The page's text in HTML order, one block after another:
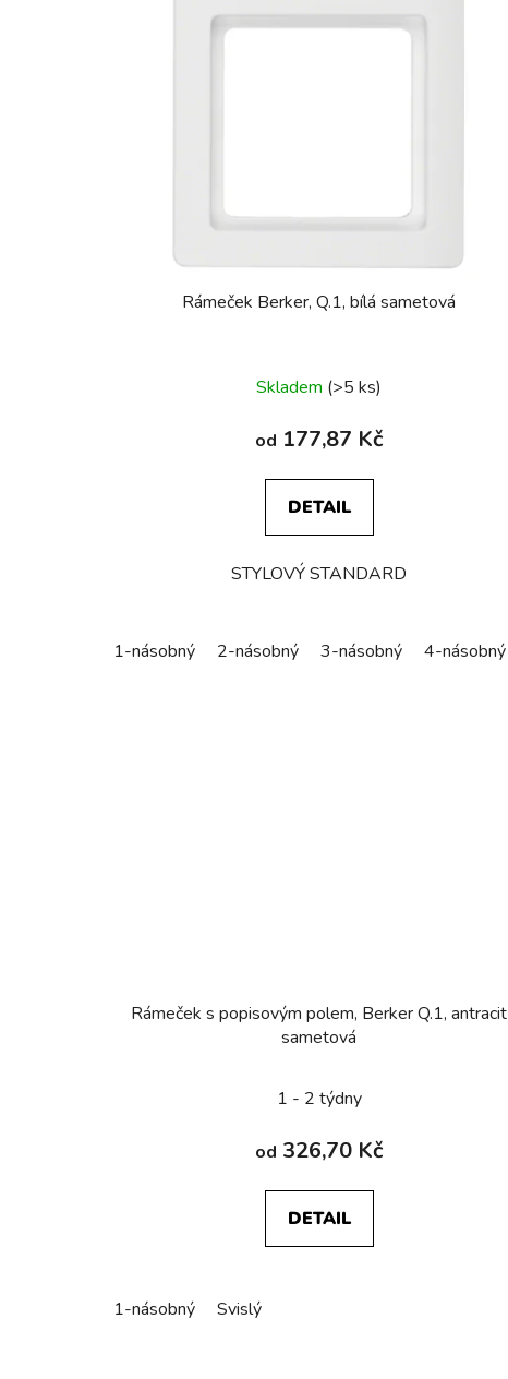
Rámeček Berker, Q.1, bílá sametová
Skladem (>5 ks)
od 177,87 Kč
DETAIL
STYLOVÝ STANDARD
1-násobný 2-násobný 3-násobný 4-násobný
Rámeček s popisovým polem, Berker Q.1, antracit
sametová
1 - 2 týdny
od 326,70 Kč
DETAIL
1-násobný Svislý